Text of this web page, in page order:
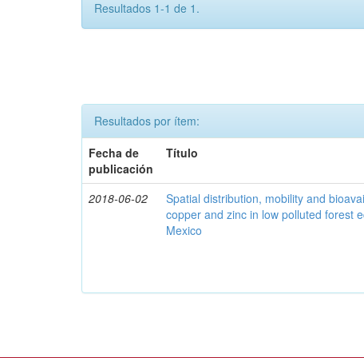
Resultados 1-1 de 1.
Resultados por ítem:
Fecha de
publicación
Título
2018-06-02
Spatial distribution, mobility and
copper and zinc in low polluted forest
Mexico